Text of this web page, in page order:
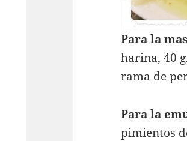
Para la
harina, 40
rama de
Para la
pimientos